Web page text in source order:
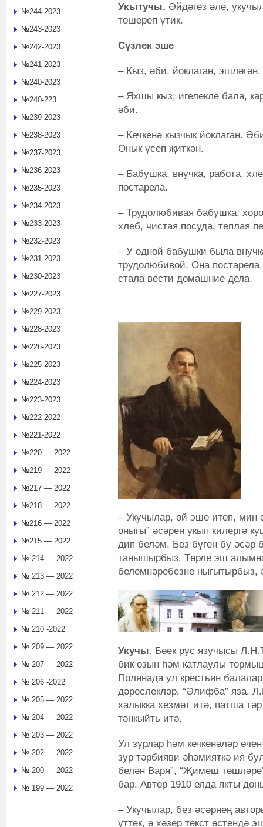
Укытучы. Әйдәгез әле,
төшереп үтик.
Сүзлек эше
– Кыз, әби, йоклаган, эшләгән,
– Яхшы кыз, игелекле бала,
әби.
– Кечкенә кызчык йоклаган.
Онык үсеп җиткән.
– Бабушка, внучка, работа,
постарела.
– Трудолюбивая бабушка,
хлеб, чистая посуда, теплая
– У одной бабушки была
трудолюбивой. Она
стала вести домашние дела.
– Укучылар, өй эше итеп, мин
оныгы” әсәрен укып килергә
дип беләм. Без бүген бу әсәр
танышырбыз. Төрле эш
белемнәребезне ныгытырбыз,
Укучы. Бөек рус язучысы
бик озын һәм катлаулы
Полянада ул крестьян
дәреслекләр, “Әлифба” яза.
халыкка хезмәт итә, патша
тәнкыйть итә.
Ул зурлар һәм кечкенәләр
зур тәрбияви әһәмияткә ия
белән Варя”, “Җимеш
бар. Автор 1910 елда якты
– Укучылар, без әсәрнең
үттек, ә хәзер текст өстендә
№244-2023
№243-2023
№242-2023
№241-2023
№240-2023
№240-223
№239-2023
№238-2023
№237-2023
№236-2023
№235-2023
№234-2023
№233-2023
№232-2023
№231-2023
№230-2023
№227-2023
№229-2023
№228-2023
№226-2023
№225-2023
№224-2023
№223-2023
№222-2022
№221-2022
№220 — 2022
№219 — 2022
№217 — 2022
№218 — 2022
№216 — 2022
№215 — 2022
№ 214 — 2022
№ 213 — 2022
№ 212 — 2022
№ 211 — 2022
№ 210 -2022
№ 209 — 2022
№ 207 — 2022
№ 206 -2022
№ 205 — 2022
№ 204 — 2022
№ 203 — 2022
№ 202 — 2022
№ 200 — 2022
№ 199 — 2022